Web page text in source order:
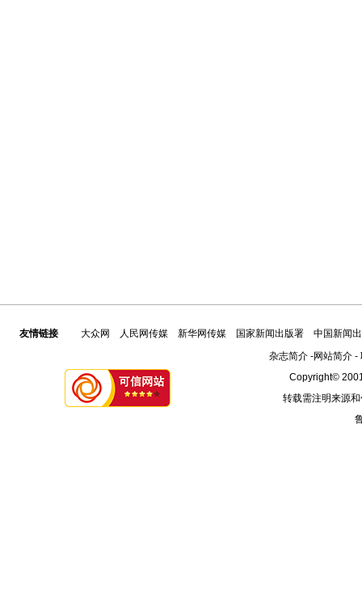
友情链接 大众网 人民网传媒 新华网传媒 国家新闻出版署
中国新闻
杂志简介-网站简介-
Copyright©
转载需注明来源